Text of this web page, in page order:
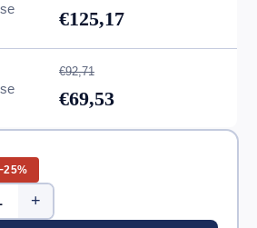
€125,17
€92,71
€69,53
+